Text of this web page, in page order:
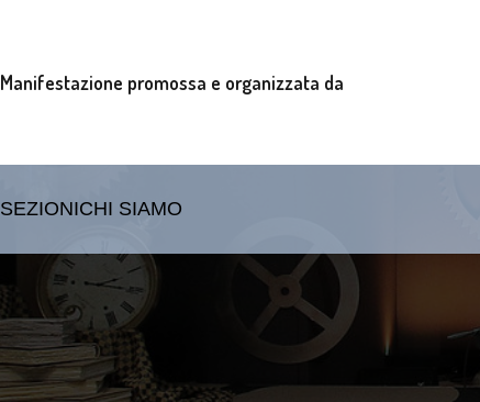
Manifestazione promossa e organizzata da
SEZIONICHI SIAMO